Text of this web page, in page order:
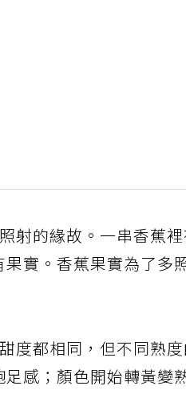
射的緣故。一串香蕉
實。香蕉果實為了多
度都相同，但不同熟
感；顏色開始轉黃變